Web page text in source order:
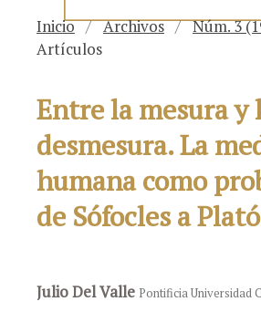
Inicio / Archivos / Núm. 3
Artículos
Entre la mesura y
desmesura. La
humana como
de Sófocles a
Julio Del Valle Pontificia Universidad